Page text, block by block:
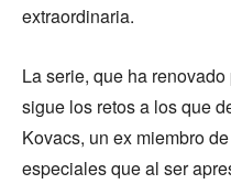
extraordinaria.
La serie, que ha
sigue los retos a los que
Kovacs, un ex miembro
especiales que al ser